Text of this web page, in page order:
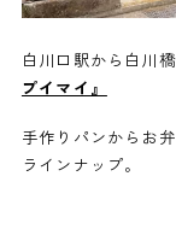
白川口駅から白川
プイマイ』
手作りパンからお
ラインナップ。